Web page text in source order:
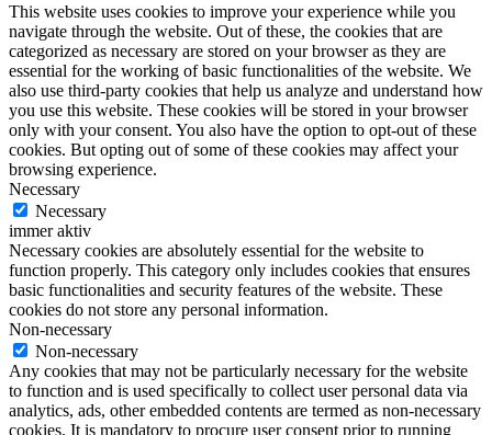
This website uses cookies to improve your experience while you
navigate through the website. Out of these, the cookies that are
categorized as necessary are stored on your browser as they are
essential for the working of basic functionalities of the website. We
also use third-party cookies that help us analyze and understand how
you use this website. These cookies will be stored in your browser
only with your consent. You also have the option to opt-out of these
cookies. But opting out of some of these cookies may affect your
browsing experience.
Necessary
Necessary
immer aktiv
Necessary cookies are absolutely essential for the website to
function properly. This category only includes cookies that ensures
basic functionalities and security features of the website. These
cookies do not store any personal information.
Non-necessary
Non-necessary
Any cookies that may not be particularly necessary for the website
to function and is used specifically to collect user personal data via
analytics, ads, other embedded contents are termed as non-necessary
cookies. It is mandatory to procure user consent prior to running